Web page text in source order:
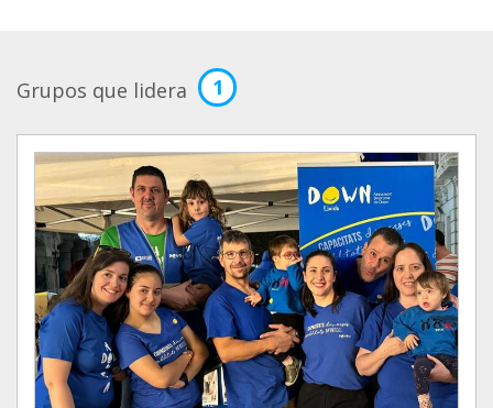
Grupos que lidera 1